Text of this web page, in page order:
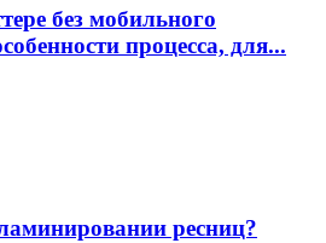
без мобильного
процесса, для...
ресниц?